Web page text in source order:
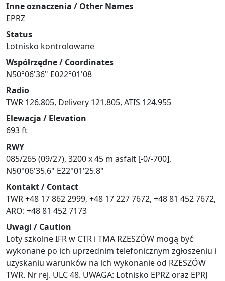
Inne oznaczenia / Other Names
EPRZ
Status
Lotnisko kontrolowane
Współrzędne / Coordinates
N50°06'36" E022°01'08
Radio
TWR 126.805, Delivery 121.805, ATIS 124.955
Elewacja / Elevation
693 ft
RWY
085/265 (09/27), 3200 x 45 m asfalt [-0/-700],
N50°06'35.6" E22°01'25.8"
Kontakt / Contact
TWR +48 17 862 2999, +48 17 227 7672, +48 81 452 7672,
ARO: +48 81 452 7173
Uwagi / Caution
Loty szkolne IFR w CTR i TMA RZESZÓW mogą być
wykonane po ich uprzednim telefonicznym zgłoszeniu i
uzyskaniu warunków na ich wykonanie od RZESZÓW
TWR. Nr rej. ULC 48. UWAGA: Lotnisko EPRZ oraz EPRJ